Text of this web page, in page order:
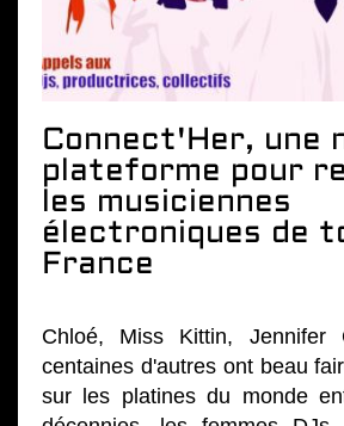
Connect'Her, une
plateforme pour
les musiciennes
électroniques de
France
Chloé, Miss Kittin, Jennifer
centaines d'autres ont beau
sur les platines du monde